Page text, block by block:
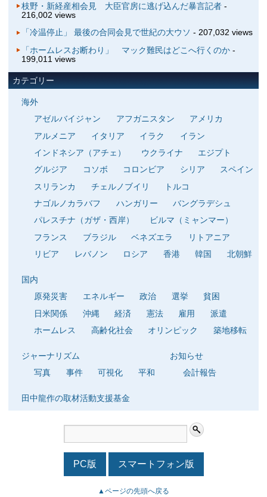
枝野・新経産相会見 大臣官房に逃げ込んだ暴言記者-
216,002 views
「冷温停止」 最後の合同会見で世紀の大ウソ - 207,032 views
「ホームレスお断わり」 マック難民はどこへ行くのか-
199,011 views
カテゴリー
海外
アゼルバイジャン
アフガニスタン
アメリカ
アルメニア
イタリア イラク
イラン
インドネシア（アチェ）
ウクライナ
エジプト
グルジア
コソボ コロンビア シリア
スペイン
スリランカ
チェルノブイリ
トルコ
ナゴルノカラバフ
ハンガリー
バングラデシュ
パレスチナ（ガザ・西岸）
ビルマ（ミャンマー）
フランス
ブラジル ベネズエラ
リトアニア
リビア
レバノン ロシア 香港 韓国 北朝鮮
国内
原発災害
エネルギー 政治 選挙
貧困
日米関係
沖縄 経済 憲法 雇用
派遣
ホームレス
高齢化社会 オリンピック 築地移転
ジャーナリズム
写真
事件 可視化 平和
お知らせ
会計報告
田中龍作の取材活動支援基金
PC版 スマートフォン版
▲ページの先頭へ戻る